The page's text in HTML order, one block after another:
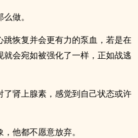
做。
跳恢复并会更有力的泵血，若是在
会宛如被强化了一样，正如战逃
了­​肾上腺素，感觉到自己状态或许
他都不愿意放弃。